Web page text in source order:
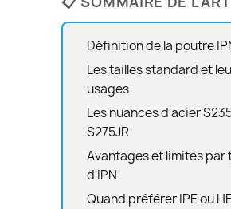
Définition de la poutre
Les tailles standard et
usages
Les nuances d'acier
S275JR
Avantages et limites par
d'IPN
Quand préférer IPE ou